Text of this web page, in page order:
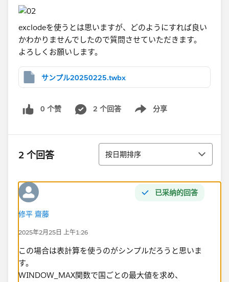
exclodeを使うとは思いますが、どのようにすれば良い
かわかりませんでしたので質問させていただきます。
よろしくお願いします。
サンプル20250225.twbx
0 个赞 2 个回答 分享
Show menu
2 个回答 排序
按日期排序
已采纳的回答
修平 齋藤
2025年2月25日 上午1:26
この場合は表計算を使うのがシンプルだろうと思いま
す。​
WINDOW_MAX関数で国ごとの最大値を求め、